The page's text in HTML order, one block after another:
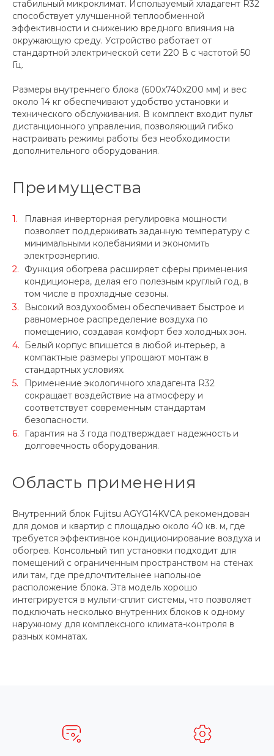
стабильный микроклимат. Используемый хладагент R32
способствует улучшенной теплообменной
эффективности и снижению вредного влияния на
окружающую среду. Устройство работает от
стандартной электрической сети 220 В с частотой 50
Гц.
Размеры внутреннего блока (600x740x200 мм) и вес
около 14 кг обеспечивают удобство установки и
технического обслуживания. В комплект входит пульт
дистанционного управления, позволяющий гибко
настраивать режимы работы без необходимости
дополнительного оборудования.
Преимущества
Плавная инверторная регулировка мощности
позволяет поддерживать заданную температуру с
минимальными колебаниями и экономить
электроэнергию.
Функция обогрева расширяет сферы применения
кондиционера, делая его полезным круглый год, в
том числе в прохладные сезоны.
Высокий воздухообмен обеспечивает быстрое и
равномерное распределение воздуха по
помещению, создавая комфорт без холодных зон.
Белый корпус впишется в любой интерьер, а
компактные размеры упрощают монтаж в
стандартных условиях.
Применение экологичного хладагента R32
сокращает воздействие на атмосферу и
соответствует современным стандартам
безопасности.
Гарантия на 3 года подтверждает надежность и
долговечность оборудования.
Область применения
Внутренний блок Fujitsu AGYG14KVCA рекомендован
для домов и квартир с площадью около 40 кв. м, где
требуется эффективное кондиционирование воздуха и
обогрев. Консольный тип установки подходит для
помещений с ограниченным пространством на стенах
или там, где предпочтительнее напольное
расположение блока. Эта модель хорошо
интегрируется в мульти-сплит системы, что позволяет
подключать несколько внутренних блоков к одному
наружному для комплексного климата-контроля в
разных комнатах.